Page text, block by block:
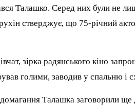
Талашко. Серед них були не
стверджує, що 75-річний
зірка радянського кіно
голими, заводив у спальню і
Талашка заговорили ще